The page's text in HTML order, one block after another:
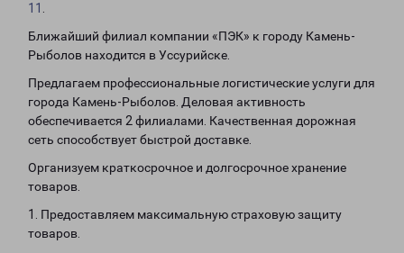
11
Ближайший филиал компании «ПЭК» к городу Камень-
Рыболов находится в Уссурийске.
Предлагаем профессиональные логистические услуги для
города Камень-Рыболов. Деловая активность
обеспечивается 2 филиалами. Качественная дорожная
сеть способствует быстрой доставке.
Организуем краткосрочное и долгосрочное хранение
товаров.
1. Предоставляем максимальную страховую защиту
товаров.